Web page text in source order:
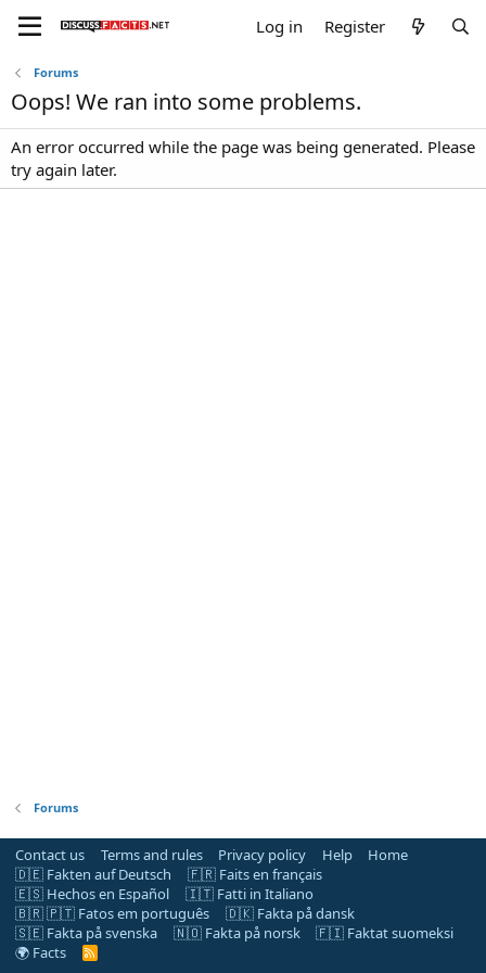
Log in Register
Forums
Oops! We ran into some problems.
An error occurred while the page was being generated. Please
try again later.
Forums
Contact us Terms and rules Privacy policy Help
Home
🇩🇪 Fakten auf Deutsch
🇫🇷 Faits en français
🇪🇸 Hechos en Español
🇮🇹 Fatti in Italiano
🇧🇷 🇵🇹 Fatos em português
🇩🇰 Fakta på dansk
🇸🇪 Fakta på svenska
🇳🇴 Fakta på norsk
🇫🇮 Faktat suomeksi
🌍 Facts
R